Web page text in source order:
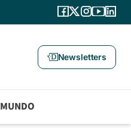
Newsletters
MUNDO